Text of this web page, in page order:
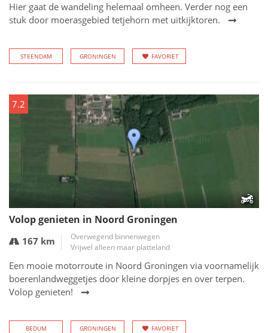
Hier gaat de wandeling helemaal omheen. Verder nog een
stuk door moerasgebied tetjehorn met uitkijktoren.
STEENDAM GRONINGEN FAVORIET
7.2
Volop genieten in Noord Groningen
167 km
Overwegend binnenwegen
Vrijwel alleen maar platteland
Een mooie motorroute in Noord Groningen via voornamelijk
boerenlandweggetjes door kleine dorpjes en over terpen.
Volop genieten!
BEDUM GRONINGEN FAVORIET